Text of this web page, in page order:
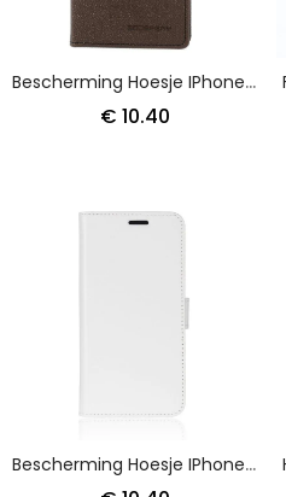
Bescherming Hoesje IPhone X Rood Zwart Tweekleurig Kwik
€ 10.40
Bescherming Hoesje IPhone X Bruin Kunstleer